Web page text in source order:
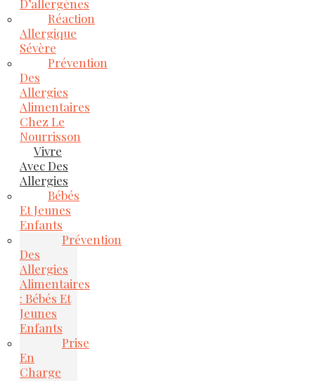
D’allergènes
Réaction
Allergique
Sévère
Prévention
Des
Allergies
Alimentaires
Chez Le
Nourrisson
Vivre
Avec Des
Allergies
Bébés
Et Jeunes
Enfants
Prévention
Des
Allergies
Alimentaires
: Bébés Et
Jeunes
Enfants
Prise
En
Charge